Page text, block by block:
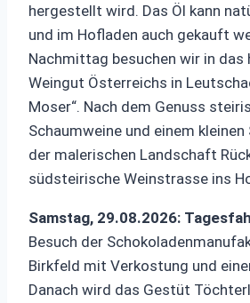
hergestellt wird. Das Öl kann
und im Hofladen auch gekauft
Nachmittag besuchen wir in das
Weingut Österreichs in
Moser“. Nach dem Genuss
Schaumweine und einem kleinen
der malerischen Landschaft
südsteirische Weinstrasse ins
Samstag, 29.08.2026:
Besuch der
Birkfeld mit Verkostung und
Danach wird das Gestüt